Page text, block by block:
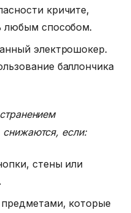
кричите,
любым способом.
электрошокер.
баллончика
снижаются, если:
стены или
которые